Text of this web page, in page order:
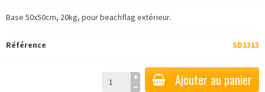
Base 50x50cm, 20kg, pour beachflag extérieur.
Référence SD1313
Ajouter au panier